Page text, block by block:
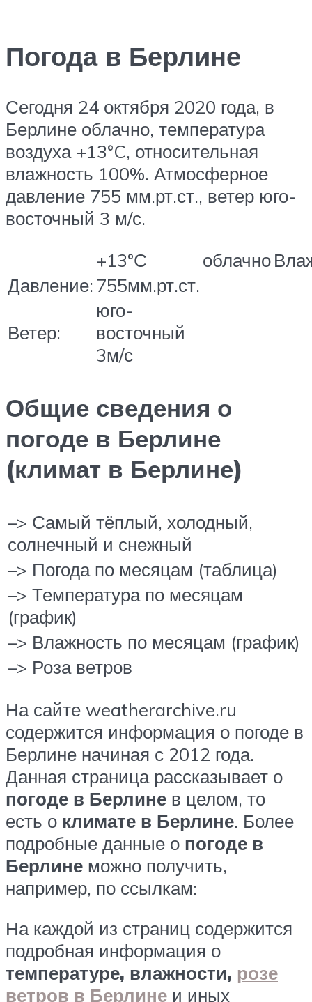
Погода в Берлине
Сегодня 24 октября 2020 года, в
Берлине облачно, температура
воздуха +13°C, относительная
влажность 100%. Атмосферное
давление 755 мм.рт.ст., ветер юго-
восточный 3 м/с.
+13°С
облачно
Давление: 755мм.рт.ст.
Ветер:
юго-
восточный
3м/с
Общие сведения о
погоде в Берлине
(климат в Берлине)
–> Самый тёплый, холодный,
солнечный и снежный
–> Погода по месяцам (таблица)
–> Температура по месяцам
(график)
–> Влажность по месяцам (график)
–> Роза ветров
На сайте weatherarchive.ru
содержится информация о погоде в
Берлине начиная с 2012 года.
Данная страница рассказывает о
погоде в Берлине в целом, то
есть о климате в Берлине. Более
подробные данные о погоде в
Берлине можно получить,
например, по ссылкам:
На каждой из страниц содержится
подробная информация о
температуре, влажности, розе
ветров в Берлине и иных